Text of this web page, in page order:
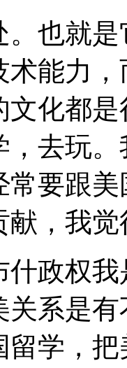
。也就
术能力
文化都
，去玩
常要跟
献，我
什政权
关系是
留学，